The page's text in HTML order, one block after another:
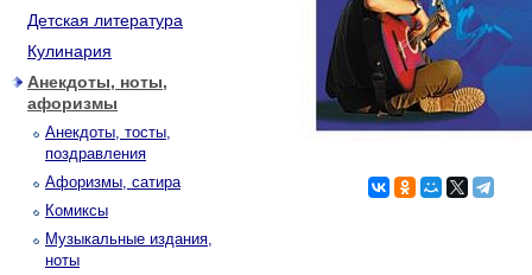
Детская литература
Кулинария
Анекдоты, ноты,
афоризмы
Анекдоты, тосты,
поздравления
Афоризмы, сатира
Комиксы
Музыкальные издания,
ноты